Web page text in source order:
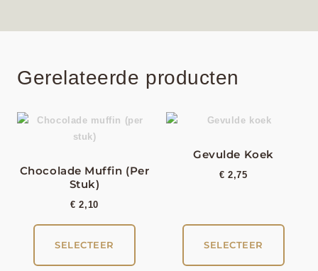
Gerelateerde producten
Chocolade Muffin (per
Stuk)
€ 2,10
SELECTEER
Gevulde Koek
€ 2,75
SELECTEER